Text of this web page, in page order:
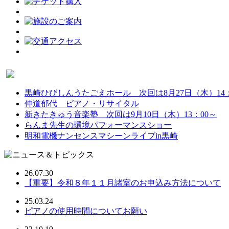
黒崎ひびしんうたごえホール 次回は8月27日（木）14
仲道郁代 ピアノ・リサイタル
新きたきゅう音楽塾 次回は9月10日（木）13：00～
らんま先生の環境パフォーマンスショー
明和電機ナンセンスマシーンライブin黒崎
26.07.30
【重要】令和８年１１月諸室のお申込み方法について
25.03.24
ピアノの使用時間についてお願い